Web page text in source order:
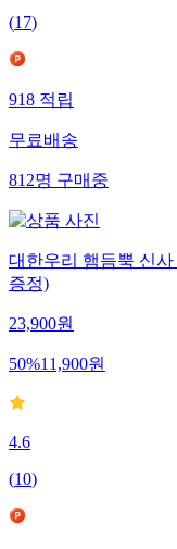
(17)
918적립
무료배송
812명구매중
대한우리 햄듬뿍 신
증정)
23,900원
50%11,900원
4.6
(10)